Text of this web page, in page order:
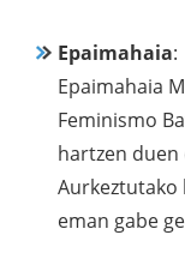
Epaimahaia:
Epaimahaia
Feminismo
hartzen duen
Aurkeztutako
eman gabe